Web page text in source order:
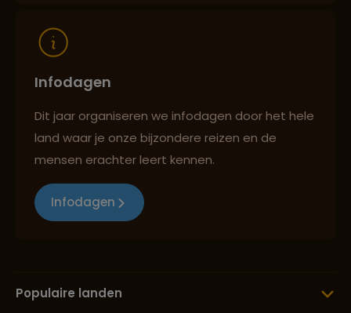
Infodagen
Dit jaar organiseren we infodagen door het hele
land waar je onze bijzondere reizen en de
mensen erachter leert kennen.
Infodagen
Populaire landen